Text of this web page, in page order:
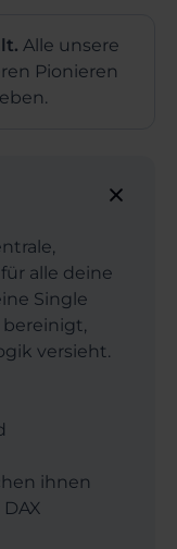
Alle unsere
Pionieren
alle deine
Single
bereinigt,
versieht.
ihnen